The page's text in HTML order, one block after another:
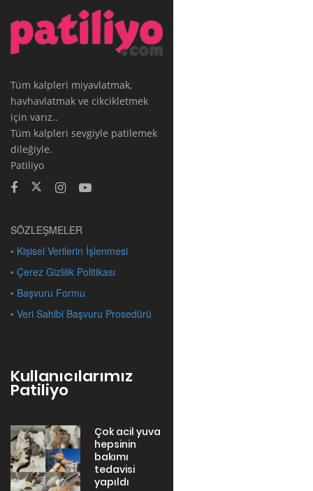
Tüm kalpleri miyavlatmak,
havhavlatmak ve cikcikletmek
için varız..
Tüm kalpleri sevgiyle patilemek
dileğiyle.
Patiliyo
SÖZLEŞMELER
• Kişisel Verilerin İşlenmesi
• Çerez Gizlilik Politikası
• Başvuru Formu
• Veri Sahibi Başvuru Prosedürü
Kullanıcılarımız
Patiliyo
Çok acil yuva
hepsinin
bakımı
tedavisi
yapıldı